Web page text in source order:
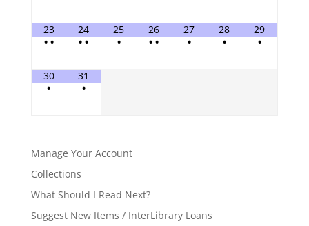
23
• •
24
••
25
•
26
••
27
•
28
•
29
•
30
•
31
•
Manage Your Account
Collections
What Should I Read Next?
Suggest New Items / InterLibrary Loans